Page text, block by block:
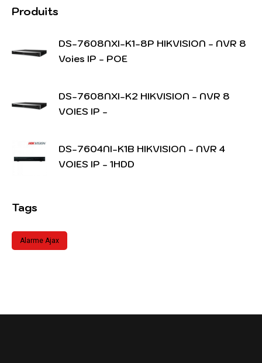
Produits
DS-7608NXI-K1-8P HIKVISION - NVR 8
Voies IP - POE
DS-7608NXI-K2 HIKVISION - NVR 8
VOIES IP -
DS-7604NI-K1B HIKVISION - NVR 4
VOIES IP - 1HDD
Tags
Alarme Ajax